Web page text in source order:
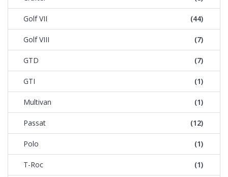
Golf VII (44)
Golf VIII (7)
GTD (7)
GTI (1)
Multivan (1)
Passat (12)
Polo (1)
T-Roc (1)